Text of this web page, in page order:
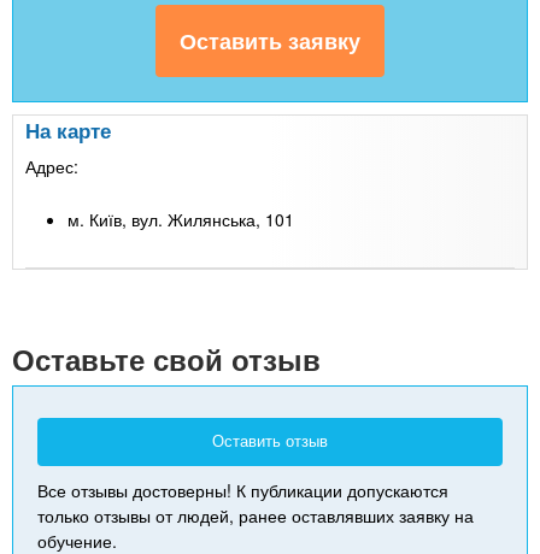
На карте
Адрес:
м. Київ, вул. Жилянська, 101
Оставьте свой отзыв
Оставить отзыв
Все отзывы достоверны! К публикации допускаются
только отзывы от людей, ранее оставлявших заявку на
обучение.